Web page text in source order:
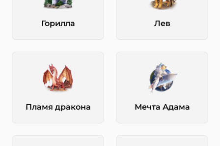
Горилла Лев
Пламя дракона Мечта Адама